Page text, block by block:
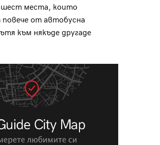
шест места, които
повече от автобусна
към някъде другаде